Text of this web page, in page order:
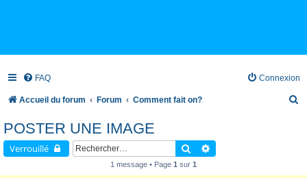
FAQ Connexion
Accueil du forum Forum Comment fait on?
POSTER UNE IMAGE
Verrouillé Rechercher
1 message • Page 1 sur 1